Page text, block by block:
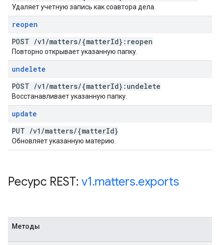
Удаляет учетную запись как соавтора дела.
reopen
POST /v1 /matters/{matterId}:reopen
Повторно открывает указанную папку.
undelete
POST /v1 /matters/{matterId}:undelete
Восстанавливает указанную папку.
update
PUT /v1 /matters/{matterId}
Обновляет указанную материю.
Ресурс REST: v1.matters.exports
Методы